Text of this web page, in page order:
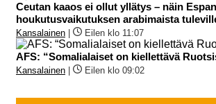
Ceutan kaaos ei ollut yllätys – näin
houkutusvaikutuksen arabimaista
Kansalainen Eilen klo 11:07
AFS: “Somalialaiset on kiellettävä
Kansalainen Eilen klo 09:02